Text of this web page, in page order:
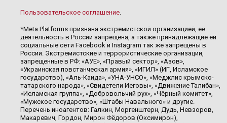
Пользовательское соглашение.
*Meta Platforms признана экстремистской организацией, её
деятельность в России запрещена, а также принадлежащие ей
социальные сети Facebook и Instagram так же запрещены в
России. Экстремистские и террористические организации,
запрещенные в РФ: «АУЕ», «Правый сектор», «Азов»,
«Украинская повстанческая армия», «ИГИЛ» (ИГ, Исламское
государство), «Аль-Каида», «УНА-УНСО», «Меджлис крымско-
татарского народа», «Свидетели Иеговы», «Движение Талибан»,
«Исламская группа», «Добровольчий рух», «Чёрный комитет»,
«Мужское государство», «Штабы Навального» и другие.
Перечень иноагентов: Галкин, Моргенштерн, Дудь, Невзоров,
Макаревич, Гордон, Мирон Фёдоров (Оксимирон),